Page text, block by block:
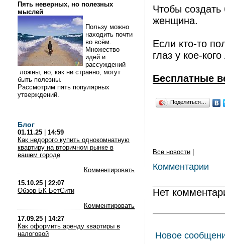
Пять неверных, но полезных
мыслей
Пользу можно
находить почти
во всём.
Множество
идей и
рассуждений
ложны, но, как ни странно, могут
быть полезны.
Рассмотрим пять популярных
утверждений.
Блог
01.11.25
14:59
Как недорого купить однокомнатную
квартиру на вторичном рынке в
вашем городе
Комментировать
15.10.25
22:07
Обзор БК БетСити
Комментировать
17.09.25
14:27
Как оформить аренду квартиры в
налоговой
Чтобы
женщина.
Если кто-то
глаз у кое-
Бесплатные
Поделиться…
Все новости
Комментарии
Нет
Новое